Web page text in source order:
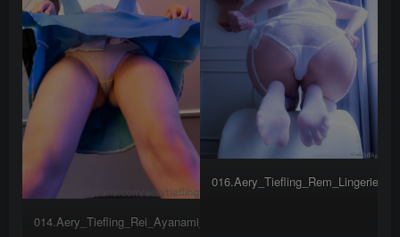
014.Aery_Tiefling_Rei_Ayanami_2_c_(10)